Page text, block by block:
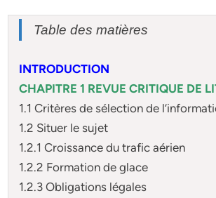
Table des matières
INTRODUCTION
CHAPITRE 1 REVUE CRITIQUE DE
1.1 Critères de sélection de
1.2 Situer le sujet
1.2.1 Croissance du trafic aérien
1.2.2 Formation de glace
1.2.3 Obligations légales